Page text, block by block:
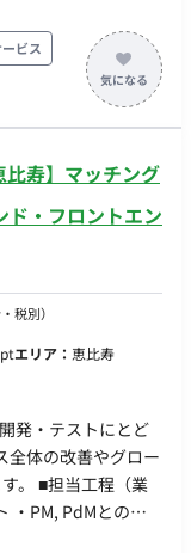
テスト〜リリース
ーキテクチャの設
技術構成の決定
AWS） ・
類似度検索、画像
AI Foundry、LLM
試験、Auto Scaling
整理と解決 ・エン
援 ■開発環
Python,
- DB：
ビス
寿】マッチング
ド・フロントエン
税別）
エリア： 恵比寿
発・テストにとど
全体の改善やグロー
業
・PM, PdMとのシ